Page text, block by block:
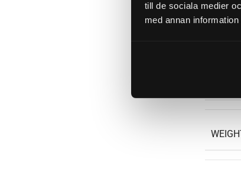
till de sociala medier
med annan